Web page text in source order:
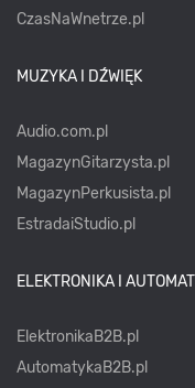
CzasNaWnetrze.pl
MUZYKA I DŹWIĘK
Audio.com.pl
MagazynGitarzysta.pl
MagazynPerkusista.pl
EstradaiStudio.pl
ELEKTRONIKA I
ElektronikaB2B.pl
AutomatykaB2B.pl